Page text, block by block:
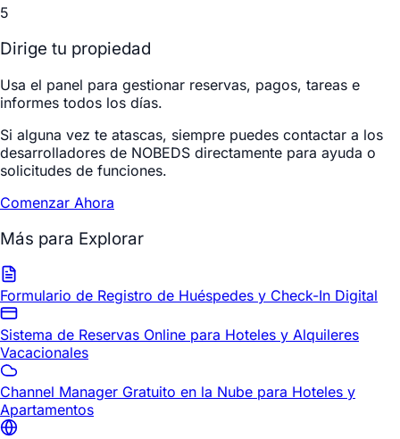
5
Dirige tu propiedad
Usa el panel para gestionar reservas, pagos, tareas e
informes todos los días.
Si alguna vez te atascas, siempre puedes contactar a los
desarrolladores de NOBEDS directamente para ayuda o
solicitudes de funciones.
Comenzar Ahora
Más para Explorar
Formulario de Registro de Huéspedes y Check-In Digital
Sistema de Reservas Online para Hoteles y Alquileres
Vacacionales
Channel Manager Gratuito en la Nube para Hoteles y
Apartamentos